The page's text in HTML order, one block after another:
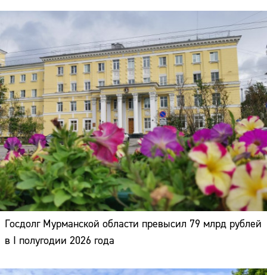
Госдолг Мурманской области превысил 79 млрд рублей
в I полугодии 2026 года